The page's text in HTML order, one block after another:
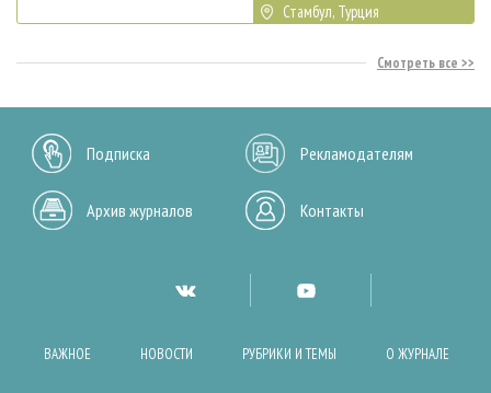
Стамбул, Турция
Смотреть все
Подписка Рекламодателям
Архив журналов Контакты
ВАЖНОЕ НОВОСТИ РУБРИКИ И ТЕМЫ О ЖУРНАЛЕ